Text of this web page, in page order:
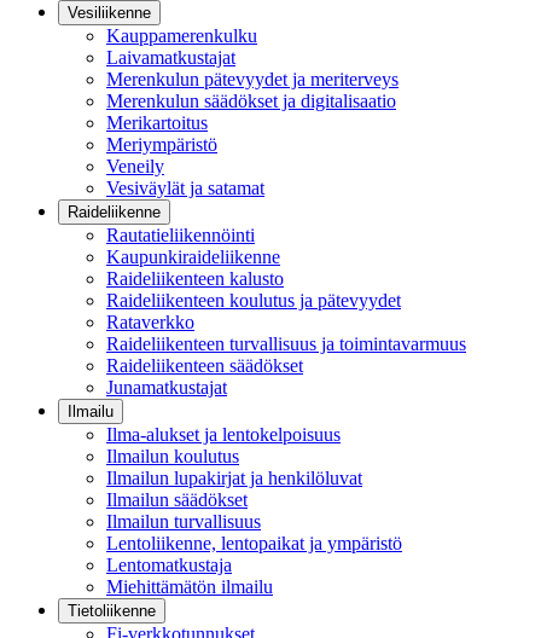
Vesiliikenne
Kauppamerenkulku
Laivamatkustajat
Merenkulun pätevyydet ja meriterveys
Merenkulun säädökset ja digitalisaatio
Merikartoitus
Meriympäristö
Veneily
Vesiväylät ja satamat
Raideliikenne
Rautatieliikennöinti
Kaupunkiraideliikenne
Raideliikenteen kalusto
Raideliikenteen koulutus ja pätevyydet
Rataverkko
Raideliikenteen turvallisuus ja toimintavarmuus
Raideliikenteen säädökset
Junamatkustajat
Ilmailu
Ilma-alukset ja lentokelpoisuus
Ilmailun koulutus
Ilmailun lupakirjat ja henkilöluvat
Ilmailun säädökset
Ilmailun turvallisuus
Lentoliikenne, lentopaikat ja ympäristö
Lentomatkustaja
Miehittämätön ilmailu
Tietoliikenne
Fi-verkkotunnukset